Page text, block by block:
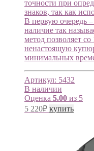
точности при
знаков, так как
В первую очередь
наличие так
метод позволяет
ненастоящую
минимальных
Артикул: 5432
В наличии
Оценка 5.00 из 5
5 220₽ купить